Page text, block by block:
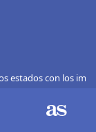
estados con los